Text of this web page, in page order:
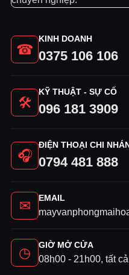
☎
KINH DOANH
0375 106 106
🛠
KỸ THUẬT - SỰ CỐ
096 181 3909
🎧
ĐIỆN THOẠI CHI
0794 481 888
✉ EMAIL
◷ GIỜ MỞ CỬA
08h00 - 21h00, tất